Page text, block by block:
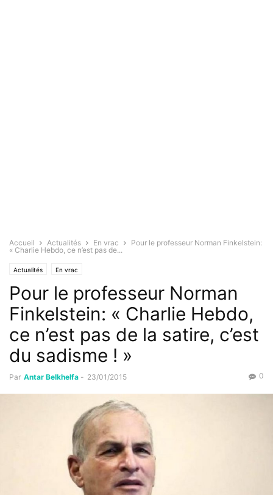
Accueil Actualités En vrac
Pour le professeur Norman Finkelstein:
« Charlie Hebdo, ce n’est pas de...
Actualités En vrac
Pour le professeur Norman
Finkelstein: « Charlie Hebdo,
ce n’est pas de la satire, c’est
du sadisme ! »
Par Antar Belkhelfa - 23/01/2015 0